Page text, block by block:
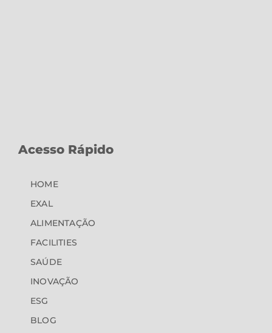
Acesso Rápido
HOME
EXAL
ALIMENTAÇÃO
FACILITIES
SAÚDE
INOVAÇÃO
ESG
BLOG